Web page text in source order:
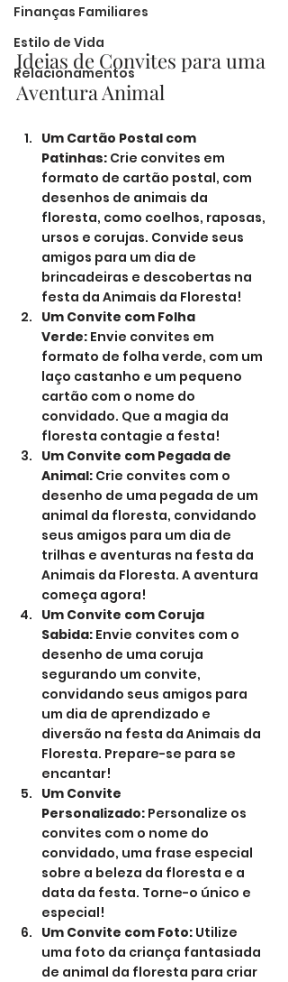
Finanças Familiares
Estilo de Vida
Relacionamentos
Ideias de Convites para uma
Aventura Animal
Um Cartão Postal com
Patinhas: Crie convites em
formato de cartão postal, com
desenhos de animais da
floresta, como coelhos, raposas,
ursos e corujas. Convide seus
amigos para um dia de
brincadeiras e descobertas na
festa da Animais da Floresta!
Um Convite com Folha
Verde: Envie convites em
formato de folha verde, com um
laço castanho e um pequeno
cartão com o nome do
convidado. Que a magia da
floresta contagie a festa!
Um Convite com Pegada de
Animal: Crie convites com o
desenho de uma pegada de um
animal da floresta, convidando
seus amigos para um dia de
trilhas e aventuras na festa da
Animais da Floresta. A aventura
começa agora!
Um Convite com Coruja
Sabida: Envie convites com o
desenho de uma coruja
segurando um convite,
convidando seus amigos para
um dia de aprendizado e
diversão na festa da Animais da
Floresta. Prepare-se para se
encantar!
Um Convite
Personalizado: Personalize os
convites com o nome do
convidado, uma frase especial
sobre a beleza da floresta e a
data da festa. Torne-o único e
especial!
Um Convite com Foto: Utilize
uma foto da criança fantasiada
de animal da floresta para criar